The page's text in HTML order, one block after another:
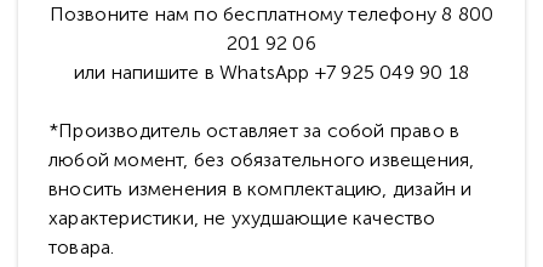
Позвоните нам по бесплатному телефону 8 800
201 92 06
или напишите в WhatsApp +7 925 049 90 18
*Производитель оставляет за собой право в
любой момент, без обязательного извещения,
вносить изменения в комплектацию, дизайн и
характеристики, не ухудшающие качество
товара.